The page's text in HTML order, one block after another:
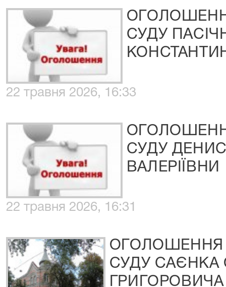
СУДУ
22 травня 2026, 16:33
СУДУ
ВАЛЕРІЇВНИ
22 травня 2026, 16:31
ОГОЛОШЕННЯ
СУДУ САЄНКА
ГРИГОРОВИЧА